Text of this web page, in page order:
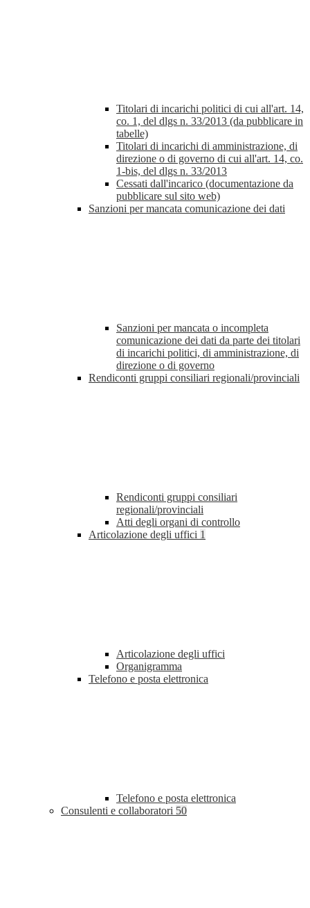
Titolari di incarichi politici di cui all'art. 14,
co. 1, del dlgs n. 33/2013 (da pubblicare in
tabelle)
Titolari di incarichi di amministrazione, di
direzione o di governo di cui all'art. 14, co.
1-bis, del dlgs n. 33/2013
Cessati dall'incarico (documentazione da
pubblicare sul sito web)
Sanzioni per mancata comunicazione dei dati
Sanzioni per mancata o incompleta
comunicazione dei dati da parte dei titolari
di incarichi politici, di amministrazione, di
direzione o di governo
Rendiconti gruppi consiliari regionali/provinciali
Rendiconti gruppi consiliari
regionali/provinciali
Atti degli organi di controllo
Articolazione degli uffici 1
Articolazione degli uffici
Organigramma
Telefono e posta elettronica
Telefono e posta elettronica
Consulenti e collaboratori 50